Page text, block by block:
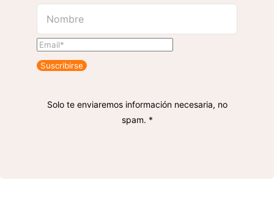
Suscribirse
Solo te enviaremos información necesaria, no
spam. *